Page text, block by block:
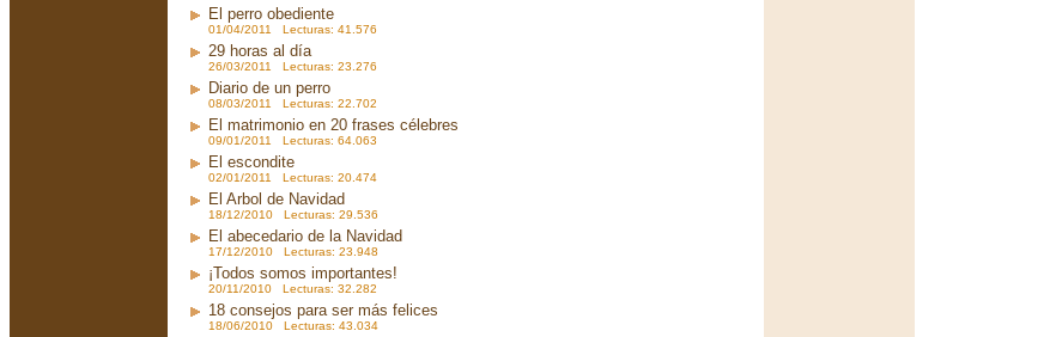
El perro obediente
01/04/2011 Lecturas: 41.576
29 horas al día
26/03/2011 Lecturas: 23.276
Diario de un perro
08/03/2011 Lecturas: 22.702
El matrimonio en 20 frases célebres
09/01/2011 Lecturas: 64.063
El escondite
02/01/2011 Lecturas: 20.474
El Arbol de Navidad
18/12/2010 Lecturas: 29.536
El abecedario de la Navidad
17/12/2010 Lecturas: 23.948
¡Todos somos importantes!
20/11/2010 Lecturas: 32.282
18 consejos para ser más felices
18/06/2010 Lecturas: 43.034